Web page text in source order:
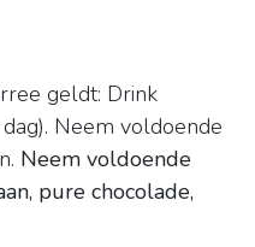
geldt: Drink
Neem voldoende
Neem voldoende
pure chocolade,